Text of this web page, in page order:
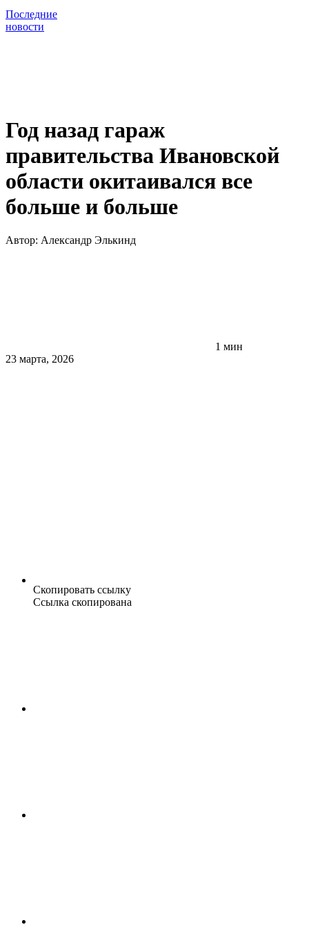
Последние
новости
Год назад гараж
правительства Ивановской
области окитаивался все
больше и больше
Автор: Александр Элькинд
1 мин
23 марта, 2026
Скопировать ссылку
Ссылка скопирована